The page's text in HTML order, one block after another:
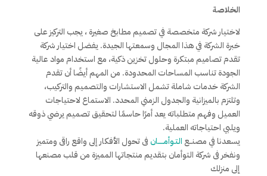
الخلاصة
لاختيار شركة متخصصة في تصميم مطابخ صغيرة ، يجب التركيز على
خبرة الشركة في هذا المجال وسمعتها الجيدة. يفضل اختيار شركة
تقدم تصاميم مبتكرة وحلول تخزين ذكية، مع استخدام مواد عالية
الجودة تناسب المساحات المحدودة. من المهم أيضًا أن تقدم
الشركة خدمات شاملة تشمل الاستشارات والتصميم والتركيب،
وتلتزم بالميزانية والجدول الزمني المحدد. الاستماع لاحتياجات
العميل وفهم متطلباته يعد أمرًا حاسمًا لتحقيق تصميم يرضي ذوقه
ويلبي احتياجاته العملية.
يسعدنا في مصنــع التـوأمـــــانفى تحول الأفكار إلى واقع راقى ومتميز
ونفخر فى شركة التوأمان بتقديم منتجاتها المميزة من قلب مصنعها
إلى منزلك